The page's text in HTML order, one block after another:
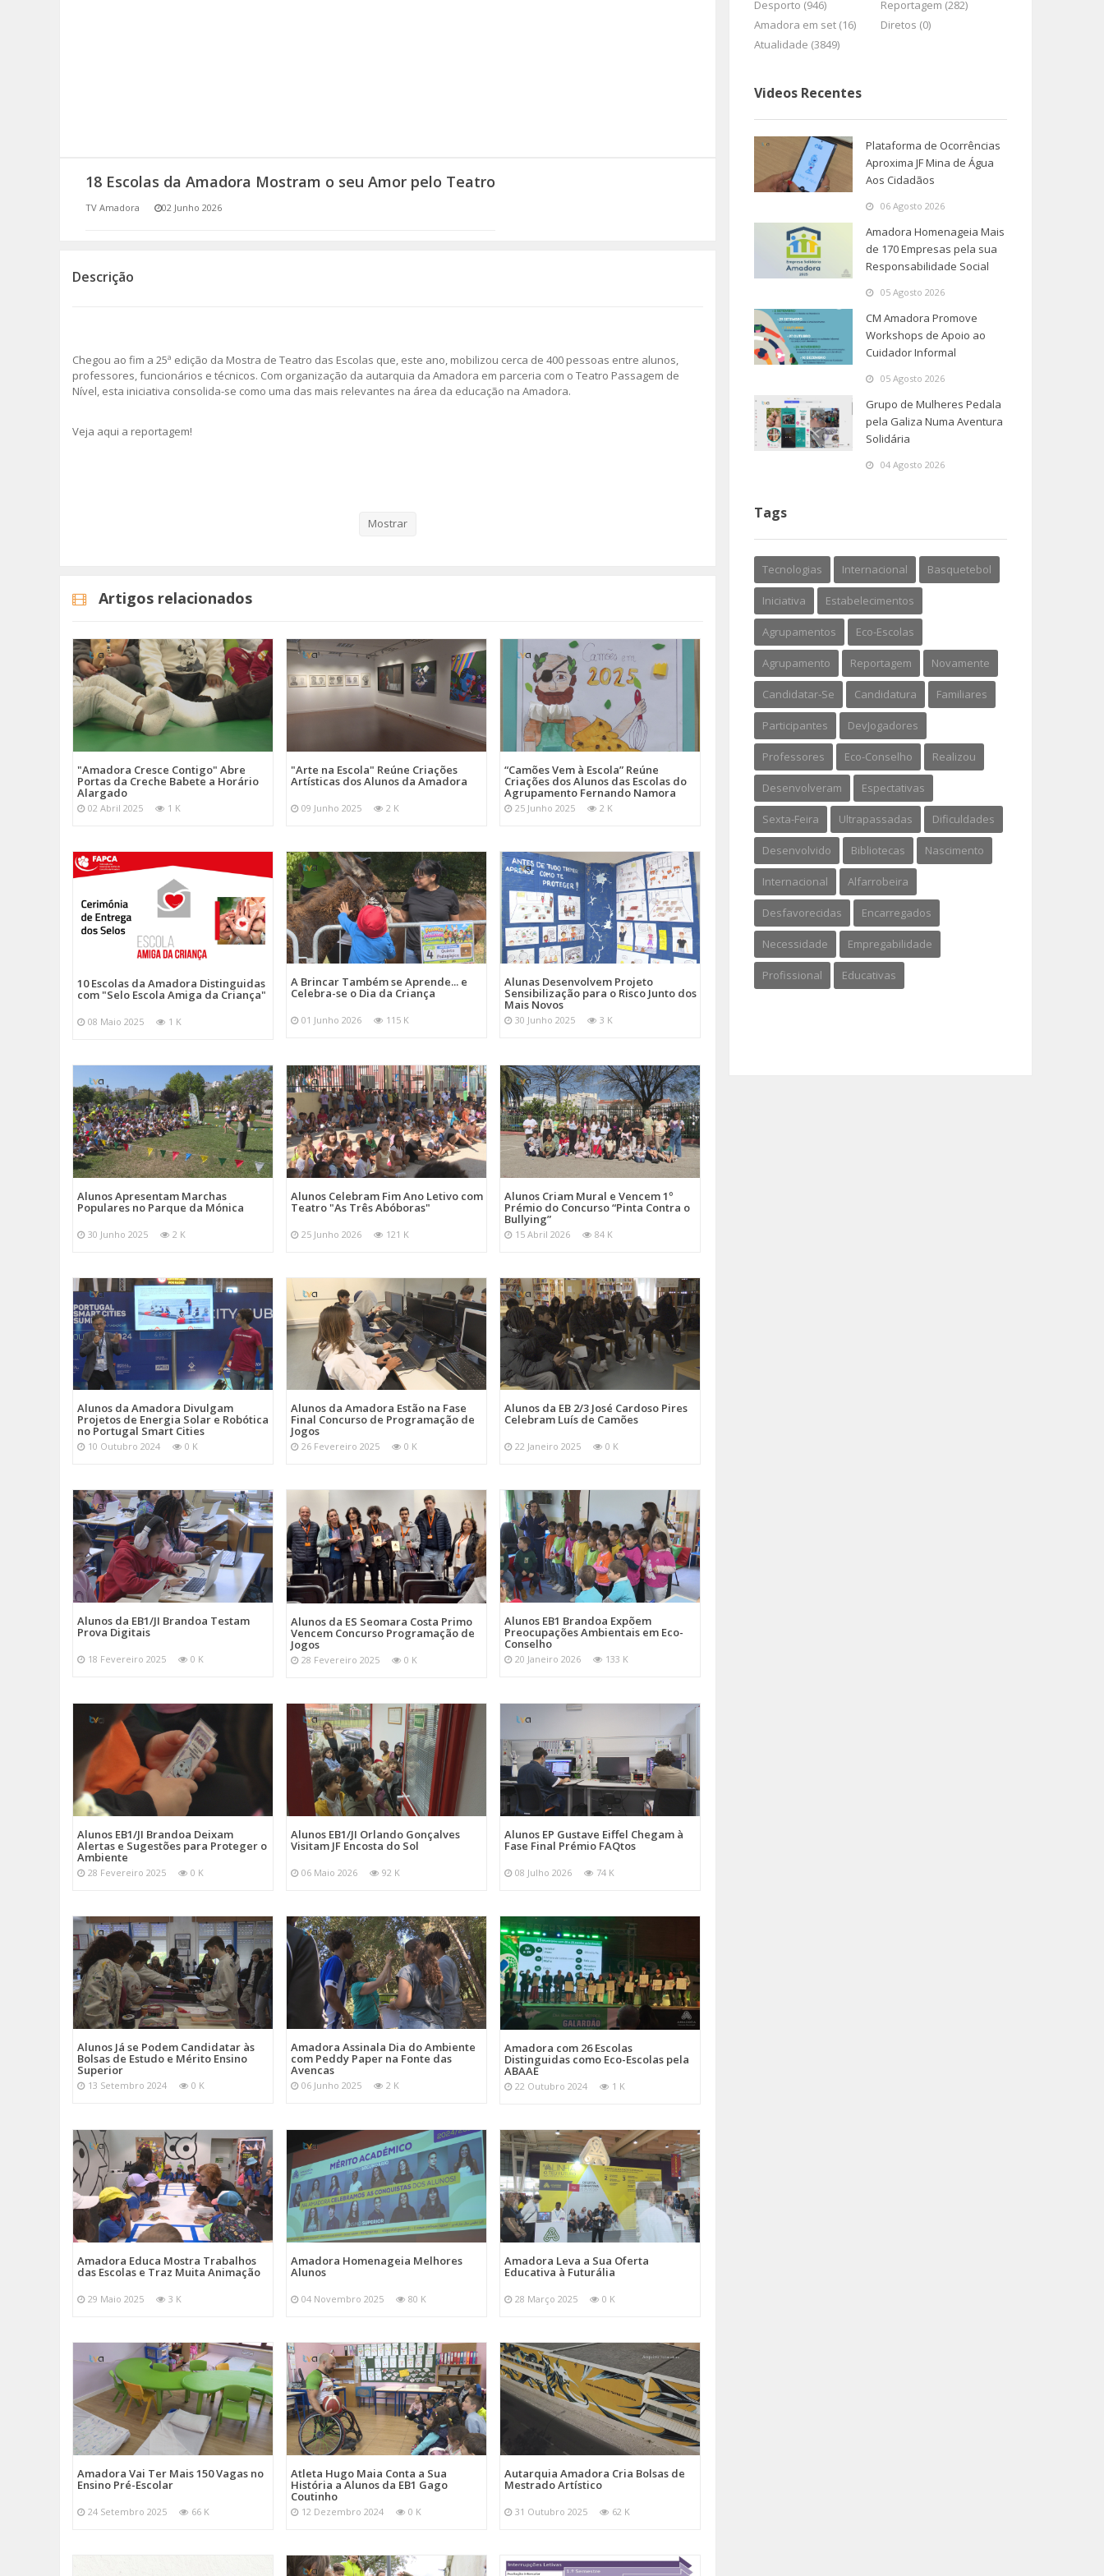
(RE) PENSAMENTOS
18 Escolas da Amadora Mostram o seu Amor pelo Teatro
TV Amadora 02 Junho 2026
Descrição
Chegou ao fim a 25ª edição da Mostra de Teatro das Escolas que, este ano, mobilizou cerca de 400 pessoas entre alunos,
professores, funcionários e técnicos. Com organização da autarquia da Amadora em parceria com o Teatro Passagem de
Nível, esta iniciativa consolida-se como uma das mais relevantes na área da educação na Amadora.
Veja aqui a reportagem!
Mostrar
Artigos relacionados
"Amadora Cresce Contigo" Abre
Portas da Creche Babete a Horário
Alargado
02 Abril 2025 1 K
"Arte na Escola" Reúne Criações
Artísticas dos Alunos da Amadora
09 Junho 2025 2 K
“Camões Vem à Escola” Reúne
Criações dos Alunos das Escolas do
Agrupamento Fernando Namora
25 Junho 2025 2 K
10 Escolas da Amadora Distinguidas
com "Selo Escola Amiga da Criança"
08 Maio 2025 1 K
A Brincar Também se Aprende... e
Celebra-se o Dia da Criança
01 Junho 2026 115 K
Alunas Desenvolvem Projeto
Sensibilização para o Risco Junto dos
Mais Novos
30 Junho 2025 3 K
Alunos Apresentam Marchas
Populares no Parque da Mónica
30 Junho 2025 2 K
Alunos Celebram Fim Ano Letivo com
Teatro "As Três Abóboras"
25 Junho 2026 121 K
Alunos Criam Mural e Vencem 1º
Prémio do Concurso “Pinta Contra o
Bullying”
15 Abril 2026 84 K
Alunos da Amadora Divulgam
Projetos de Energia Solar e Robótica
no Portugal Smart Cities
10 Outubro 2024 0 K
Alunos da Amadora Estão na Fase
Final Concurso de Programação de
Jogos
26 Fevereiro 2025 0 K
Alunos da EB 2/3 José Cardoso Pires
Celebram Luís de Camões
22 Janeiro 2025 0 K
Alunos da EB1/JI Brandoa Testam
Prova Digitais
18 Fevereiro 2025 0 K
Alunos da ES Seomara Costa Primo
Vencem Concurso Programação de
Jogos
28 Fevereiro 2025 0 K
Alunos EB1 Brandoa Expõem
Preocupações Ambientais em Eco-
Conselho
20 Janeiro 2026 133 K
Alunos EB1/JI Brandoa Deixam
Alertas e Sugestões para Proteger o
Ambiente
28 Fevereiro 2025 0 K
Alunos EB1/JI Orlando Gonçalves
Visitam JF Encosta do Sol
06 Maio 2026 92 K
Alunos EP Gustave Eiffel Chegam à
Fase Final Prémio FAQtos
08 Julho 2026 74 K
Alunos Já se Podem Candidatar às
Bolsas de Estudo e Mérito Ensino
Superior
13 Setembro 2024 0 K
Amadora Assinala Dia do Ambiente
com Peddy Paper na Fonte das
Avencas
06 Junho 2025 2 K
Amadora com 26 Escolas
Distinguidas como Eco-Escolas pela
ABAAE
22 Outubro 2024 1 K
Amadora Educa Mostra Trabalhos
das Escolas e Traz Muita Animação
29 Maio 2025 3 K
Amadora Homenageia Melhores
Alunos
04 Novembro 2025 80 K
Amadora Leva a Sua Oferta
Educativa à Futurália
28 Março 2025 0 K
Amadora Vai Ter Mais 150 Vagas no
Ensino Pré-Escolar
24 Setembro 2025 66 K
Atleta Hugo Maia Conta a Sua
História a Alunos da EB1 Gago
Coutinho
12 Dezembro 2024 0 K
Autarquia Amadora Cria Bolsas de
Mestrado Artístico
31 Outubro 2025 62 K
Desporto (946)
Reportagem (282)
Amadora em set (16)
Diretos (0)
Atualidade (3849)
Videos Recentes
Plataforma de Ocorrências
Aproxima JF Mina de Água
Aos Cidadãos
06 Agosto 2026
Amadora Homenageia Mais
de 170 Empresas pela sua
Responsabilidade Social
05 Agosto 2026
CM Amadora Promove
Workshops de Apoio ao
Cuidador Informal
05 Agosto 2026
Grupo de Mulheres Pedala
pela Galiza Numa Aventura
Solidária
04 Agosto 2026
Tags
Tecnologias Internacional Basquetebol
Iniciativa Estabelecimentos
Agrupamentos Eco-Escolas
Agrupamento Reportagem Novamente
Candidatar-Se Candidatura Familiares
Participantes DevJogadores
Professores Eco-Conselho Realizou
Desenvolveram Espectativas
Sexta-Feira Ultrapassadas Dificuldades
Desenvolvido Bibliotecas Nascimento
Internacional Alfarrobeira
Desfavorecidas Encarregados
Necessidade Empregabilidade
Profissional Educativas